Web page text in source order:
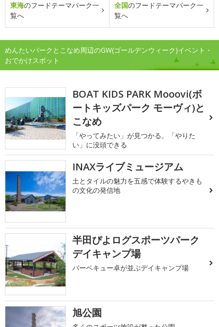
東海のフードテーマパーク一
覧へ
全国のフードテーマパーク一
覧へ
めんたいパークとこなめ周辺のGW(ゴールデンウィーク)イベント・
おでかけスポット
BOAT KIDS PARK Mooovi(ボ
ートキッズパーク モーヴィ)と
こなめ
「やってみたい」が見つかる。「やりた
い」に没頭できる
INAXライブミュージアム
土とタイルの魅力を五感で体験するやきも
の文化の発信地
半田ぴよログスポーツパーク
デイキャンプ場
バーベキュー卓が並ぶデイキャンプ場
旭公園